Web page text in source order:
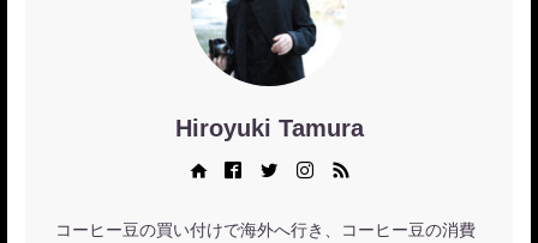
Hiroyuki Tamura
Instagram RSS
コーヒー豆の買い付けで海外へ行き、コーヒー豆の消費